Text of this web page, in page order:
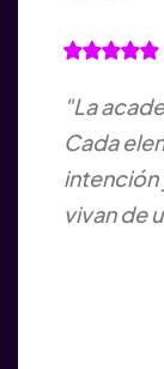
"La
Cada
intención
vivan de